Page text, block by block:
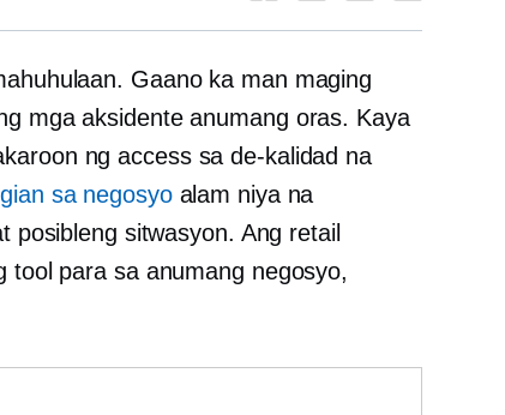
Gaano ka man maging
mga aksidente anumang oras. Kaya
ng access sa de-kalidad na
sa negosyoalam niya na
posibleng sitwasyon. Ang retail
tool para sa anumang negosyo,